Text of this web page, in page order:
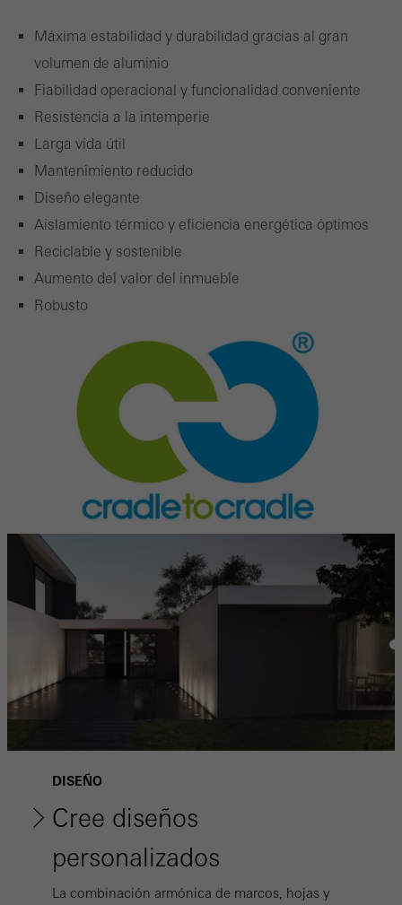
Máxima estabilidad y durabilidad gracias al gran
volumen de aluminio
Fiabilidad operacional y funcionalidad conveniente
Resistencia a la intemperie
Larga vida útil
Mantenimiento reducido
Diseño elegante
Aislamiento térmico y eficiencia energética óptimos
Reciclable y sostenible
Aumento del valor del inmueble
Robusto
DISEÑO
Cree diseños
personalizados
La combinación armónica de marcos, hojas y